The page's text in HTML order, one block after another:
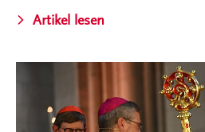
Artikel lesen